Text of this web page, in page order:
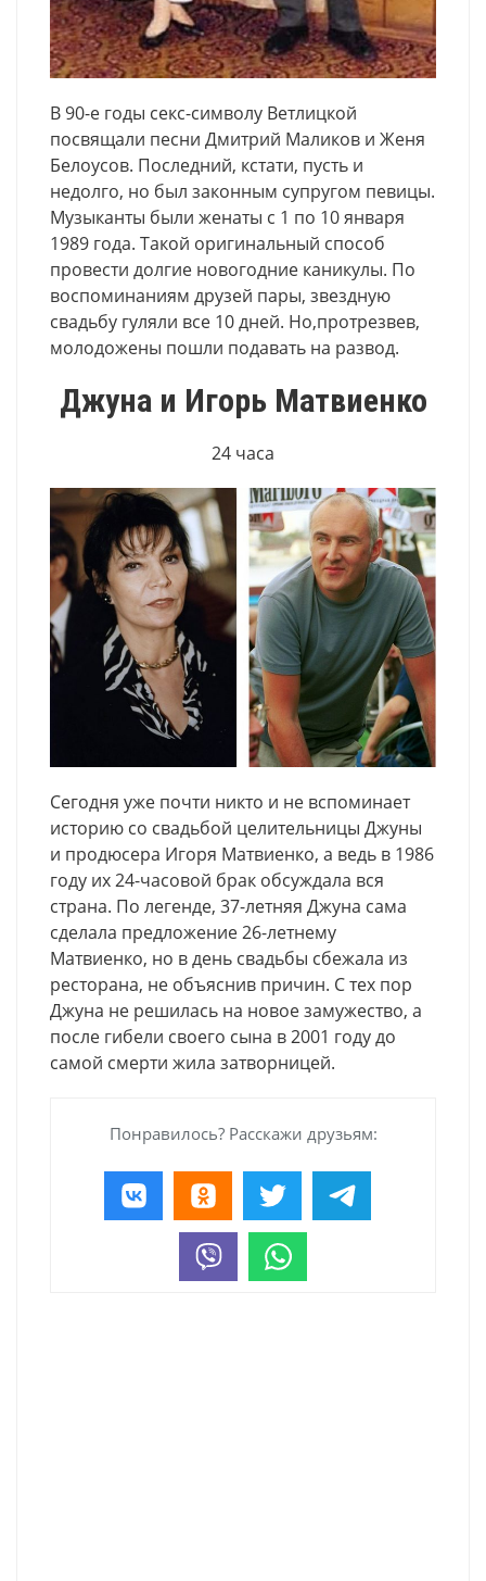
В 90-е годы секс-символу Ветлицкой
посвящали песни Дмитрий Маликов и Женя
Белоусов. Последний, кстати, пусть и
недолго, но был законным супругом певицы.
Музыканты были женаты с 1 по 10 января
1989 года. Такой оригинальный способ
провести долгие новогодние каникулы. По
воспоминаниям друзей пары, звездную
свадьбу гуляли все 10 дней. Но,протрезвев,
молодожены пошли подавать на развод.
Джуна и Игорь Матвиенко
24 часа
Сегодня уже почти никто и не вспоминает
историю со свадьбой целительницы Джуны
и продюсера Игоря Матвиенко, а ведь в 1986
году их 24-часовой брак обсуждала вся
страна. По легенде, 37-летняя Джуна сама
сделала предложение 26-летнему
Матвиенко, но в день свадьбы сбежала из
ресторана, не объяснив причин. С тех пор
Джуна не решилась на новое замужество, а
после гибели своего сына в 2001 году до
самой смерти жила затворницей.
Понравилось? Расскажи друзьям: